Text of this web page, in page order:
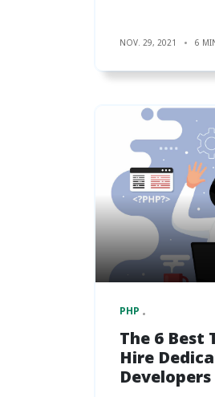
NOV. 29, 2021 6
PHP
The 6 Best
Hire
Developers